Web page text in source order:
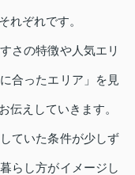
れぞれです。
さの特徴や人気エリ
合ったエリア」を見
伝えしていきます。
ていた条件が少しず
らし方がイメージし